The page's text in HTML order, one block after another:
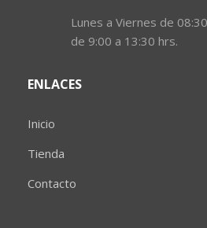
Lunes a Viernes de
de 9:00 a 13:30 hrs.
ENLACES
Inicio
Tienda
Contacto